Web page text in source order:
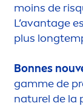
moins de
L’avantage
plus
Bonnes
gamme de
naturel de la